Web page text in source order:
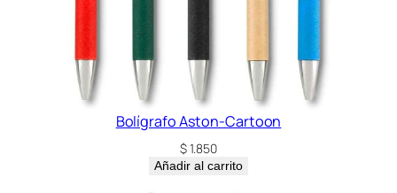
Bolígrafo Aston-Cartoon
$1.850
Añadir al carrito